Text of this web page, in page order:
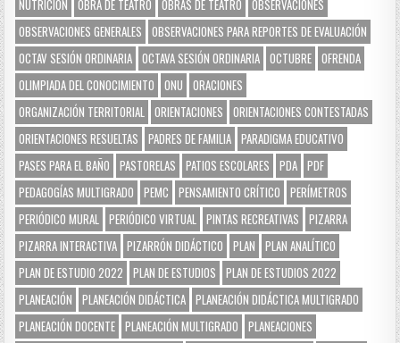
NUTRICIÓN OBRA DE TEATRO OBRAS DE TEATRO
OBSERVACIONES
OBSERVACIONES GENERALES
OBSERVACIONES PARA REPORTES DE EVALUACIÓN
OCTAV SESIÓN ORDINARIA OCTAVA SESIÓN ORDINARIA OCTUBRE OFRENDA
OLIMPIADA DEL CONOCIMIENTO
ONU
ORACIONES
ORGANIZACIÓN TERRITORIAL ORIENTACIONES
ORIENTACIONES CONTESTADAS
ORIENTACIONES RESUELTAS
PADRES DE FAMILIA PARADIGMA EDUCATIVO
PASES PARA EL BAÑO
PASTORELAS PATIOS ESCOLARES PDA PDF
PEDAGOGÍAS MULTIGRADO
PEMC PENSAMIENTO CRÍTICO
PERÍMETROS
PERIÓDICO MURAL PERIÓDICO VIRTUAL PINTAS RECREATIVAS
PIZARRA
PIZARRA INTERACTIVA PIZARRÓN DIDÁCTICO PLAN
PLAN ANALÍTICO
PLAN DE ESTUDIO 2022
PLAN DE ESTUDIOS
PLAN DE ESTUDIOS 2022
PLANEACIÓN
PLANEACIÓN DIDÁCTICA PLANEACIÓN DIDÁCTICA MULTIGRADO
PLANEACIÓN DOCENTE PLANEACIÓN MULTIGRADO
PLANEACIONES